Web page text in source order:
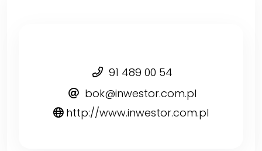
91 489 00 54
bok@inwestor.com.pl
http://www.inwestor.com.pl